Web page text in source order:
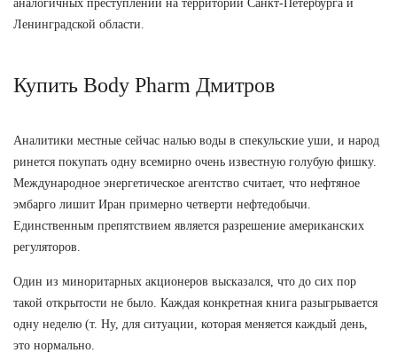
аналогичных преступлений на территории Санкт-Петербурга и
Ленинградской области.
Купить Body Pharm Дмитров
Аналитики местные сейчас налью воды в спекульские уши, и народ
ринется покупать одну всемирно очень известную голубую фишку.
Международное энергетическое агентство считает, что нефтяное
эмбарго лишит Иран примерно четверти нефтедобычи.
Единственным препятствием является разрешение американских
регуляторов.
Один из миноритарных акционеров высказался, что до сих пор
такой открытости не было. Каждая конкретная книга разыгрывается
одну неделю (т. Ну, для ситуации, которая меняется каждый день,
это нормально.